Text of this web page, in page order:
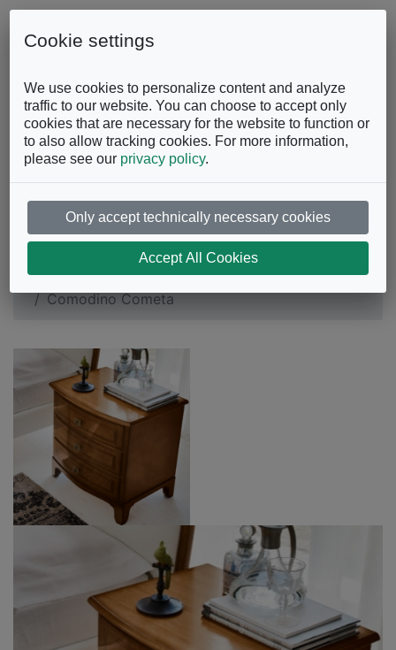
Skip to content
FacebookInstagramYouTube
Comodino Cometa
Camera da Letto
Comodini
Comodino Cometa
Cookie settings
We use cookies to personalize content and analyze
traffic to our website. You can choose to accept only
cookies that are necessary for the website to function or
to also allow tracking cookies. For more information,
please see our privacy policy.
Only accept technically necessary cookies
Accept All Cookies